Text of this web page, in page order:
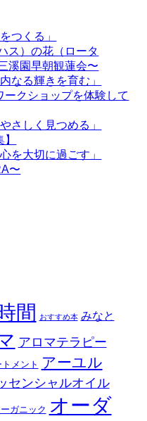
つくる」
ス）の花（ロータ
溪園早朝観蓮会〜
なる輝きを育む」
クショップを体験して
さしく見つめる」
を大切に過ごす」
〜
間 おすすめ本 みなと
アロマテラピー
メント
アーユル
センシャルオイル
ガニック オーダ